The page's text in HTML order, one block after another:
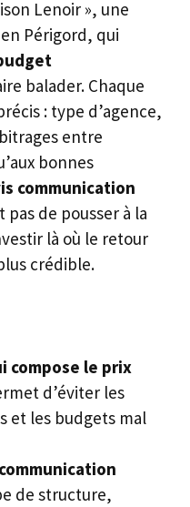
Lenoir », une
Périgord, qui
balader. Chaque
: type d’agence,
entre
bonnes
communication
pas de pousser à la
là où le retour
crédible.
compose le prix
d’éviter les
et les budgets mal
de structure,